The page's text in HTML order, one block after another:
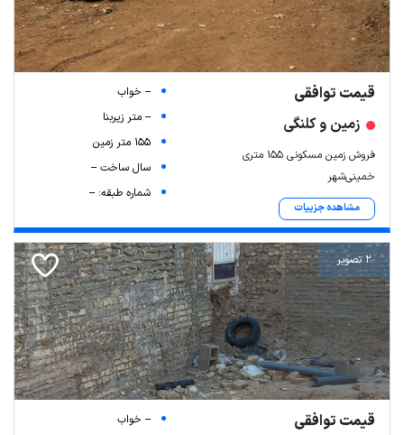
قیمت توافقی
زمین و کلنگی
فروش زمین مسکونی ۱۵۵ متری
خمینی‌شهر
مشاهده جزییات
-- خواب
-- متر زیربنا
155 متر زمین
سال ساخت --
شماره طبقه: --
2 تصویر
قیمت توافقی
-- خواب